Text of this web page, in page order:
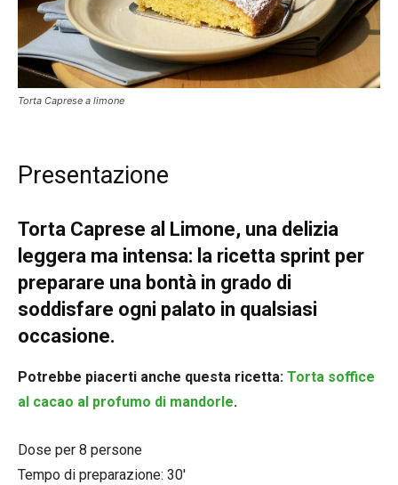
Torta Caprese a limone
Presentazione
Torta Caprese al Limone, una delizia
leggera ma intensa: la ricetta sprint per
preparare una bontà in grado di
soddisfare ogni palato in qualsiasi
occasione.
Potrebbe piacerti anche questa ricetta: Torta soffice
al cacao al profumo di mandorle.
Dose per 8 persone
Tempo di preparazione: 30′